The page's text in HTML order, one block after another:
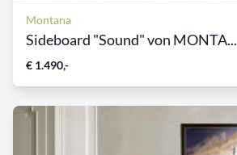
Montana
Sideboard "Sound" von MONTA...
€ 1.490,-